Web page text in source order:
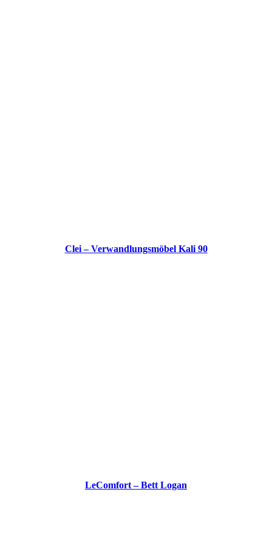
Clei – Verwandlungsmöbel Kali 90
LeComfort – Bett Logan